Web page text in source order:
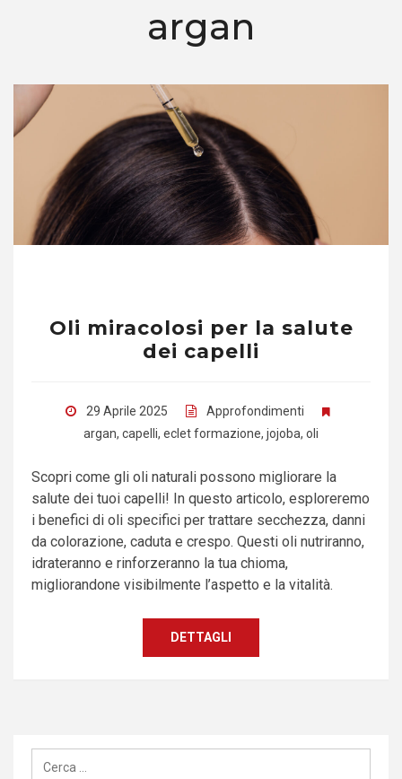
argan
Oli miracolosi per la salute
dei capelli
29 Aprile 2025
Approfondimenti
argan, capelli, eclet formazione, jojoba, oli
Scopri come gli oli naturali possono migliorare la
salute dei tuoi capelli! In questo articolo, esploreremo
i benefici di oli specifici per trattare secchezza, danni
da colorazione, caduta e crespo. Questi oli nutriranno,
idrateranno e rinforzeranno la tua chioma,
migliorandone visibilmente l’aspetto e la vitalità.
DETTAGLI
Ricerca